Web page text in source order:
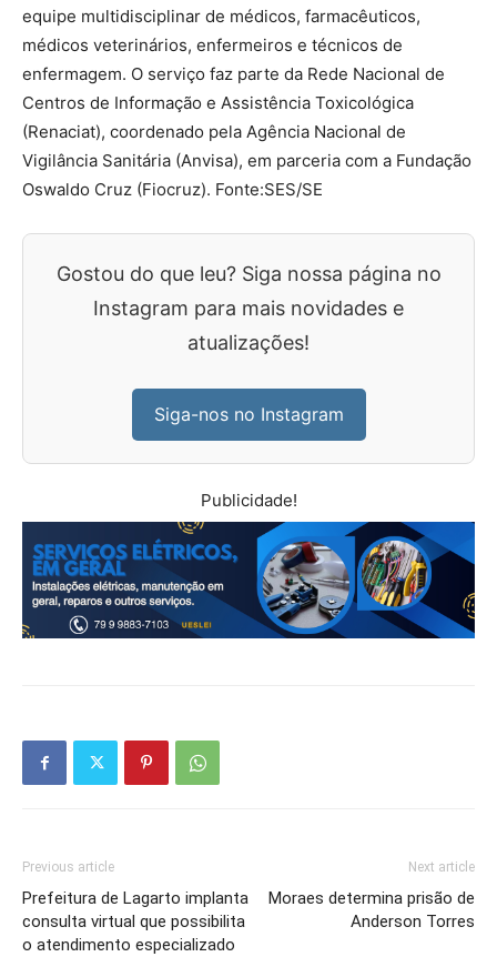
equipe multidisciplinar de médicos, farmacêuticos,
médicos veterinários, enfermeiros e técnicos de
enfermagem. O serviço faz parte da Rede Nacional de
Centros de Informação e Assistência Toxicológica
(Renaciat), coordenado pela Agência Nacional de
Vigilância Sanitária (Anvisa), em parceria com a Fundação
Oswaldo Cruz (Fiocruz). Fonte:SES/SE
Gostou do que leu? Siga nossa página no
Instagram para mais novidades e
atualizações!
Siga-nos no Instagram
Publicidade!
Previous article
Prefeitura de Lagarto implanta
consulta virtual que possibilita
o atendimento especializado
Next article
Moraes determina prisão de
Anderson Torres